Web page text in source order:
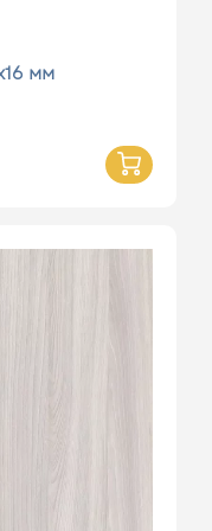
мм